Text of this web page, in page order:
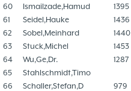
60
Ismailzade,Hamud 1395
61
Seidel,Hauke 1436
62
Sobel,Meinhard 1440
63
Stuck,Michel 1453
64
Wu,Ge,Dr. 1287
65
Stahlschmidt,Timo
66
Schaller,Stefan,D 979